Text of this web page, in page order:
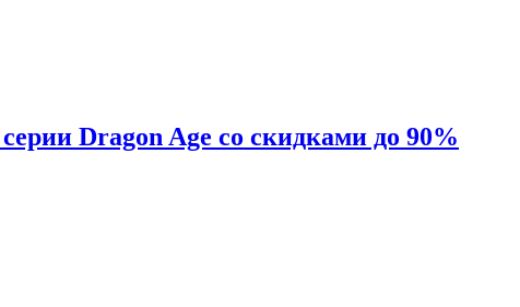
Dragon Age со скидками до 90%